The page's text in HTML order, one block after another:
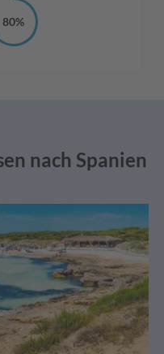
80%
nach Spanien